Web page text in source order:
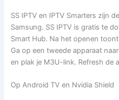
SS IPTV en IPTV Smarters zijn
Samsung. SS IPTV is gratis te
Smart Hub. Na het openen
Ga op een tweede apparaat
en plak je M3U-link. Refresh de
Op Android TV en Nvidia Shield